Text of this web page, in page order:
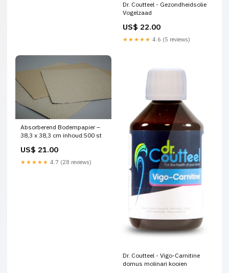
Dr. Coutteel - Gezondheidsolie
Vogelzaad
US$ 22.00
★★★★★ 4.6 (5 reviews)
Absorberend Bodempapier –
38,3 x 38,3 cm inhoud:500 st
US$ 21.00
★★★★★ 4.7 (28 reviews)
Dr. Coutteel - Vigo-Carnitine
domus molinari kooien